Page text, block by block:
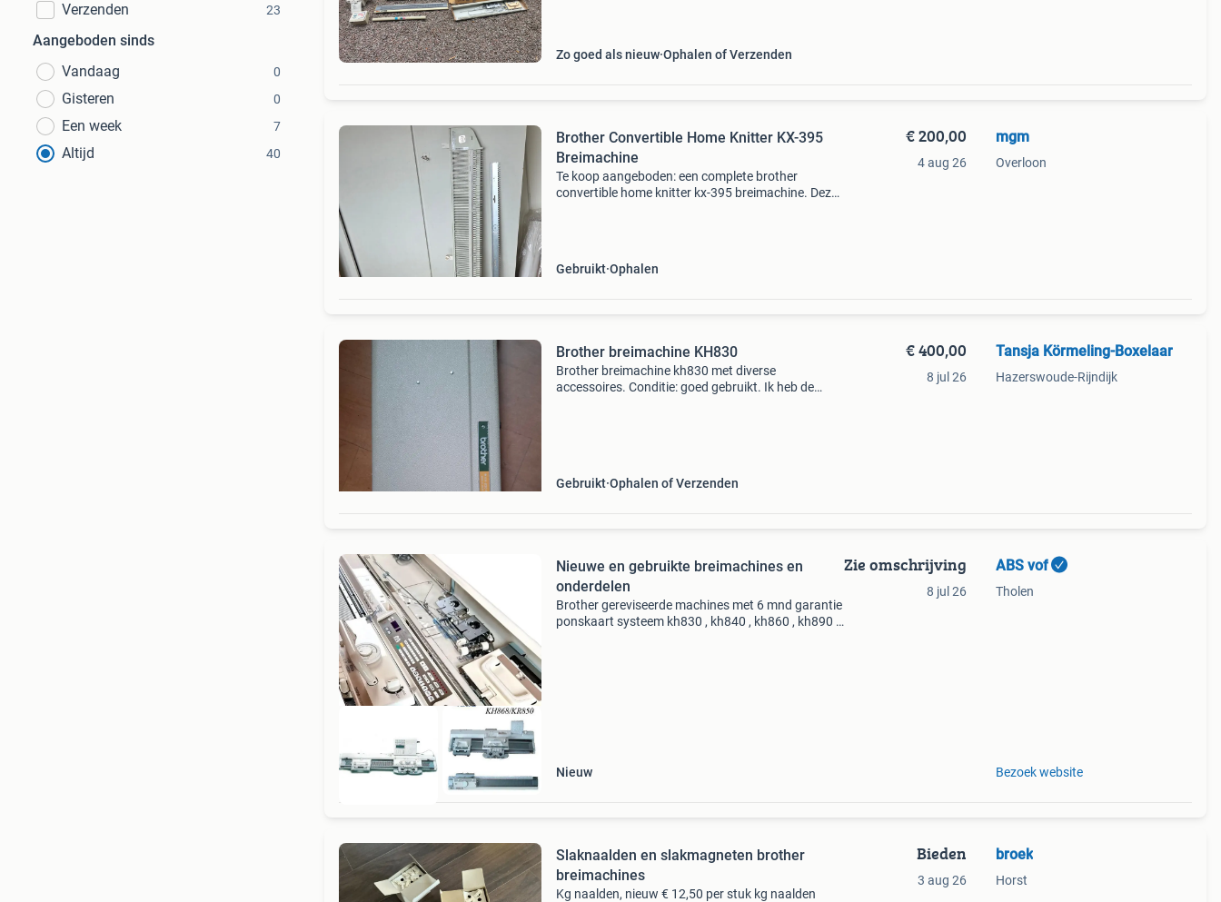
Verzenden 23
Aangeboden sinds
Vandaag
0
Gisteren 0
Een week 7
Altijd 40
Zo goed als nieuw Ophalen of Verzenden
Brother Convertible Home Knitter KX-395
Breimachine
Te koop aangeboden: een complete brother
convertible home knitter kx-395 breimachine. Deze
Gebruikt Ophalen
€ 200,00
4 aug 26
mgm
Overloon
Brother breimachine KH830
Brother breimachine kh830 met diverse
accessoires. Conditie: goed gebruikt. Ik heb de
Gebruikt Ophalen of Verzenden
€ 400,00
8 jul 26
Tansja Körmeling-Boxelaar
Hazerswoude-Rijndijk
Nieuwe en gebruikte breimachines en
onderdelen
Brother gereviseerde machines met 6 mnd garantie
ponskaart systeem kh830 , kh840 , kh860 , kh890 ,
Nieuw
Zie omschrijving
8 jul 26
ABS vof
Tholen
Bezoek website
Slaknaalden en slakmagneten brother
breimachines
Kg naalden, nieuw € 12,50 per stuk kg naalden
Bieden
3 aug 26
broek
Horst